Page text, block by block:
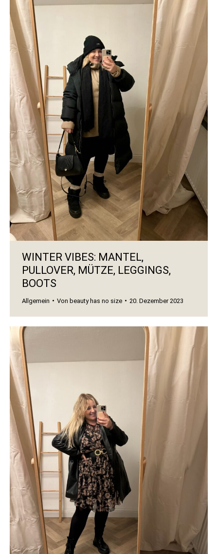
WINTER VIBES: MANTEL,
PULLOVER, MÜTZE, LEGGINGS,
BOOTS
Allgemein Von beauty has no size 20. Dezember 2023